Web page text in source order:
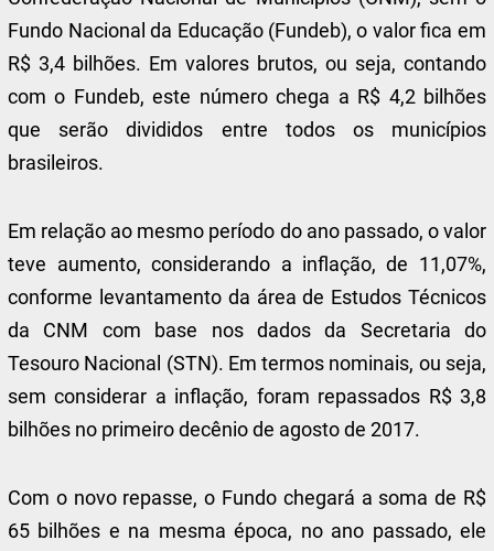
Fundo Nacional da Educação (Fundeb), o valor fica em
R$ 3,4 bilhões. Em valores brutos, ou seja, contando
com o Fundeb, este número chega a R$ 4,2 bilhões
que serão divididos entre todos os municípios
brasileiros.
Em relação ao mesmo período do ano passado, o valor
teve aumento, considerando a inflação, de 11,07%,
conforme levantamento da área de Estudos Técnicos
da CNM com base nos dados da Secretaria do
Tesouro Nacional (STN). Em termos nominais, ou seja,
sem considerar a inflação, foram repassados R$ 3,8
bilhões no primeiro decênio de agosto de 2017.
Com o novo repasse, o Fundo chegará a soma de R$
65 bilhões e na mesma época, no ano passado, ele